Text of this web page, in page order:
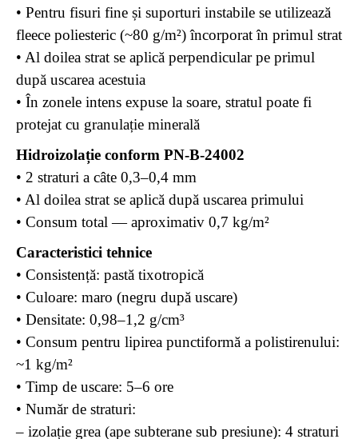
• Pentru fisuri fine și suporturi instabile se utilizează
fleece poliesteric (~80 g/m²) încorporat în primul strat
• Al doilea strat se aplică perpendicular pe primul
după uscarea acestuia
• În zonele intens expuse la soare, stratul poate fi
protejat cu granulație minerală
Hidroizolație conform PN-B-24002
• 2 straturi a câte 0,3–0,4 mm
• Al doilea strat se aplică după uscarea primului
• Consum total — aproximativ 0,7 kg/m²
Caracteristici tehnice
• Consistență: pastă tixotropică
• Culoare: maro (negru după uscare)
• Densitate: 0,98–1,2 g/cm³
• Consum pentru lipirea punctiformă a polistirenului:
~1 kg/m²
• Timp de uscare: 5–6 ore
• Număr de straturi:
– izolație grea (ape subterane sub presiune): 4 straturi